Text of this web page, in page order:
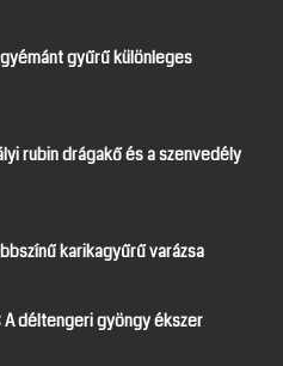
gyűrű különleges
rubin drágakő és a szenvedély
karikagyűrű varázsa
A déltengeri gyöngy ékszer